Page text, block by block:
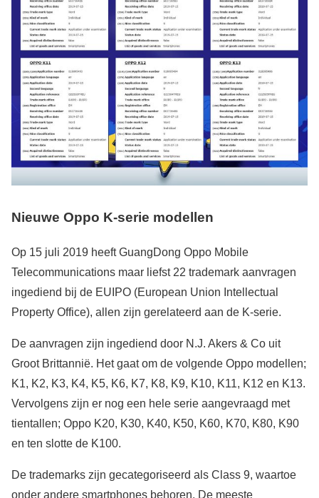
Nieuwe Oppo K-serie modellen
Op 15 juli 2019 heeft GuangDong Oppo Mobile
Telecommunications maar liefst 22 trademark aanvragen
ingediend bij de EUIPO (European Union Intellectual
Property Office), allen zijn gerelateerd aan de K-serie.
De aanvragen zijn ingediend door N.J. Akers & Co uit
Groot Brittannië. Het gaat om de volgende Oppo modellen;
K1, K2, K3, K4, K5, K6, K7, K8, K9, K10, K11, K12 en K13.
Vervolgens zijn er nog een hele serie aangevraagd met
tientallen; Oppo K20, K30, K40, K50, K60, K70, K80, K90
en ten slotte de K100.
De trademarks zijn gecategoriseerd als Class 9, waartoe
onder andere smartphones behoren. De meeste